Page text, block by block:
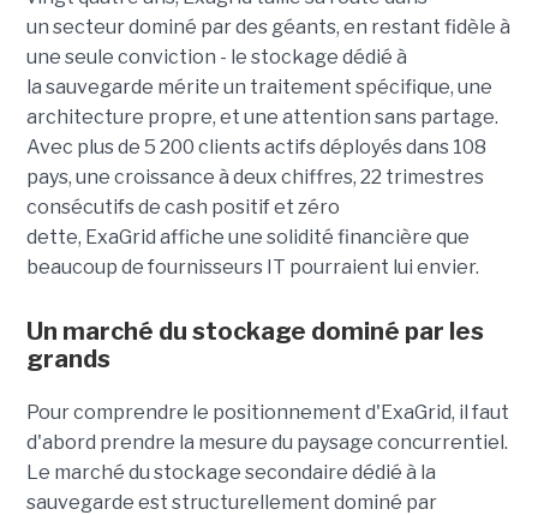
un secteur dominé par des géants, en restant fidèle à
une seule conviction - le stockage dédié à
la sauvegarde mérite un traitement spécifique, une
architecture propre, et une attention sans partage.
Avec plus de 5 200 clients actifs déployés dans 108
pays, une croissance à deux chiffres, 22 trimestres
consécutifs de cash positif et zéro
dette, ExaGrid affiche une solidité financière que
beaucoup de fournisseurs IT pourraient lui envier.
Un marché du stockage dominé par les
grands
Pour comprendre le positionnement d'ExaGrid, il faut
d'abord prendre la mesure du paysage concurrentiel.
Le marché du stockage secondaire dédié à la
sauvegarde est structurellement dominé par